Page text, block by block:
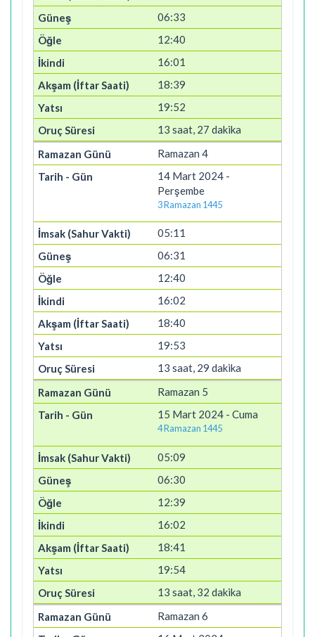
06:33
12:40
16:01
18:39
19:52
13 saat, 27 dakika
Ramazan 4
14 Mart 2024 -
Perşembe
3 Ramazan 1445
05:11
06:31
12:40
16:02
18:40
19:53
13 saat, 29 dakika
Ramazan 5
15 Mart 2024 - Cuma
4 Ramazan 1445
05:09
06:30
12:39
16:02
18:41
19:54
13 saat, 32 dakika
Ramazan 6